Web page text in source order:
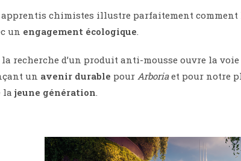
apprentis chimistes illustre parfaitement comment
un engagement écologique
la recherche d’un produit anti-mousse ouvre la
un avenir durable pour Arboriaet pour notre
la jeune génération